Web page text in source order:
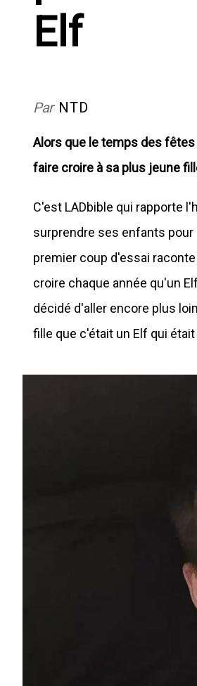
Elf
Par NTD
Alors que le temps des
faire croire à sa plus jeune
C'est LADbible qui rapporte
surprendre ses enfants pour
premier coup d'essai
croire chaque année qu'un
décidé d'aller encore plus
fille que c'était un Elf qui